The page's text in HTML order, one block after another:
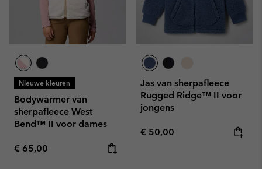
Nieuwe kleuren
Bodywarmer van
sherpafleece West
Bend™ II voor dames
Regular price:
€ 65,00
Jas van sherpafleece
Rugged Ridge™ II voor
jongens
Regular price:
€ 50,00